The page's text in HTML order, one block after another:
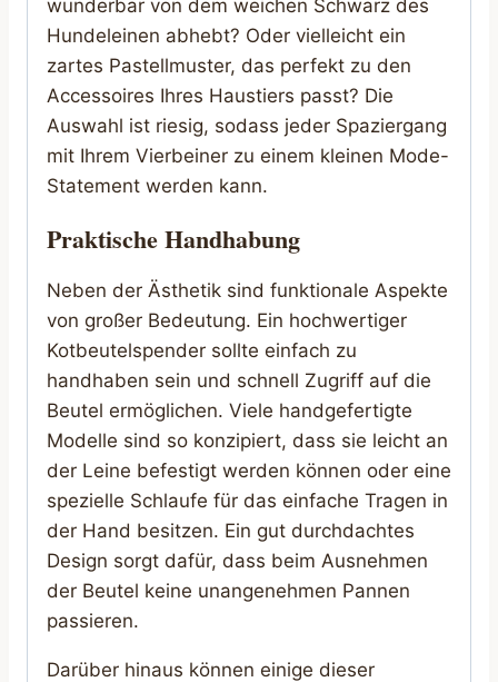
wunderbar von dem weichen Schwarz des
Hundeleinen abhebt? Oder vielleicht ein
zartes Pastellmuster, das perfekt zu den
Accessoires Ihres Haustiers passt? Die
Auswahl ist riesig, sodass jeder Spaziergang
mit Ihrem Vierbeiner zu einem kleinen Mode-
Statement werden kann.
Praktische Handhabung
Neben der Ästhetik sind funktionale Aspekte
von großer Bedeutung. Ein hochwertiger
Kotbeutelspender sollte einfach zu
handhaben sein und schnell Zugriff auf die
Beutel ermöglichen. Viele handgefertigte
Modelle sind so konzipiert, dass sie leicht an
der Leine befestigt werden können oder eine
spezielle Schlaufe für das einfache Tragen in
der Hand besitzen. Ein gut durchdachtes
Design sorgt dafür, dass beim Ausnehmen
der Beutel keine unangenehmen Pannen
passieren.
Darüber hinaus können einige dieser